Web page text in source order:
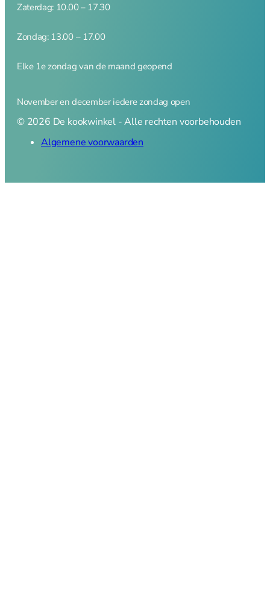
Zaterdag: 10.00 – 17.30
Zondag: 13.00 – 17.00
Elke 1e zondag van de maand geopend
November en december iedere zondag open
© 2026 De kookwinkel - Alle rechten voorbehouden
Algemene voorwaarden